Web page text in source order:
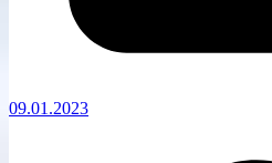
09.01.2023